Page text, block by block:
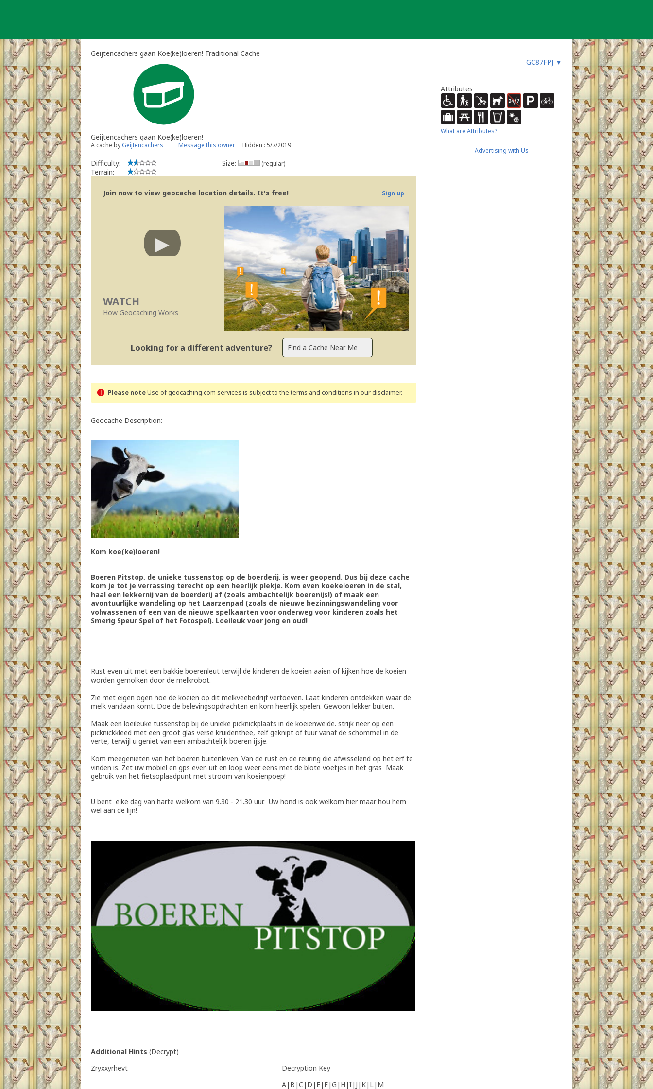
Geijtencachers gaan Koe(ke)loeren! Traditional Cache
GC87FPJ ▼
Geijtencachers gaan Koe(ke)loeren!
A cache by Geijtencachers Message this owner Hidden : 5/7/2019
Difficulty:
Terrain:
Size: (regular)
Join now to view geocache location details. It's free! Sign up
WATCH
How Geocaching Works
Looking for a different adventure?
Please noteUse of geocaching.com services is subject to the terms and conditions in our disclaimer.
Geocache Description:
Kom koe(ke)loeren!
Boeren Pitstop, de unieke tussenstop op de boerderij, is weer geopend. Dus bij deze cache
kom je tot je verrassing terecht op een heerlijk plekje. Kom even koekeloeren in de stal,
haal een lekkernij van de boerderij af (zoals ambachtelijk boerenijs!) of maak een
avontuurlijke wandeling op het Laarzenpad (zoals de nieuwe bezinningswandeling voor
volwassenen of een van de nieuwe spelkaarten voor onderweg voor kinderen zoals het
Smerig Speur Spel of het Fotospel). Loeileuk voor jong en oud!
Rust even uit met een bakkie boerenleut terwijl de kinderen de koeien aaien of kijken hoe de koeien
worden gemolken door de melkrobot.
Zie met eigen ogen hoe de koeien op dit melkveebedrijf vertoeven. Laat kinderen ontdekken waar de
melk vandaan komt. Doe de belevingsopdrachten en kom heerlijk spelen. Gewoon lekker buiten.
Maak een loeileuke tussenstop bij de unieke picknickplaats in de koeienweide. strijk neer op een
picknickkleed met een groot glas verse kruidenthee, zelf geknipt of tuur vanaf de schommel in de
verte, terwijl u geniet van een ambachtelijk boeren ijsje.
Kom meegenieten van het boeren buitenleven. Van de rust en de reuring die afwisselend op het erf te
vinden is. Zet uw mobiel en gps even uit en loop weer eens met de blote voetjes in het gras Maak
gebruik van het fietsoplaadpunt met stroom van koeienpoep!
U bent elke dag van harte welkom van 9.30 - 21.30 uur. Uw hond is ook welkom hier maar hou hem
wel aan de lijn!
Additional Hints (Decrypt)
Zryxxyrhevt
Decryption Key
A|B|C|D|E|F|G|H|I|J|K|L|M
Attributes
What are Attributes?
Advertising with Us